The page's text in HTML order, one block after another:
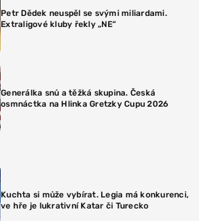
Petr Dědek neuspěl se svými miliardami.
Extraligové kluby řekly „NE“
Generálka snů a těžká skupina. Česká
osmnáctka na Hlinka Gretzky Cupu 2026
Kuchta si může vybírat. Legia má konkurenci,
ve hře je lukrativní Katar či Turecko